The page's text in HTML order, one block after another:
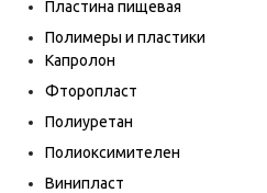
Пластина пищевая
Полимеры и пластики
Капролон
Фторопласт
Полиуретан
Полиоксимителен
Винипласт